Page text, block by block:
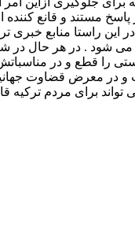
مستند و قانع
راستا منابع خبری
می شود . در هر حال
را قطع و در
در معرض قضاوت
برای مردم ترکیه